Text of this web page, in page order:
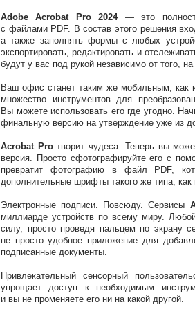
Adobe Acrobat Pro 2024— это
с файлами PDF. В состав этого решения
а также заполнять формы с любых
экспортировать, редактировать и
будут у вас под рукой независимо от того,
Ваш офис станет таким же мобильным, как
множество инструментов для
Вы можете использовать его где угодно.
финальную версию на утверждение уже из
Acrobat Proтворит чудеса. Теперь вы
версия. Просто сфотографируйте его с
превратит фотографию в файл PDF,
дополнительные шрифты такого же типа, как
Электронные подписи. Повсюду. Сервисы
миллиарде устройств по всему миру.
силу, просто проведя пальцем по экрану
не просто удобное приложение для
подписанные документы.
Привлекательный сенсорный
упрощает доступ к необходимым
и вы не променяете его ни на какой другой.